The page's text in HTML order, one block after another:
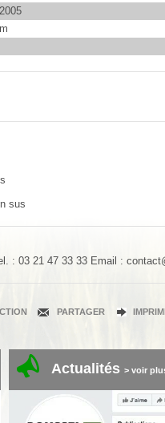
PARTAGER
sus
2005
: 03 21 47 33 33 Email :
Actualités > voir